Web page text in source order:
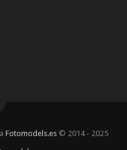
Fotomodels.es© 2014 - 2025